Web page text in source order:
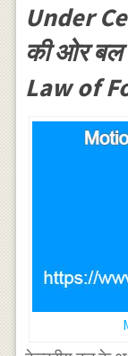
Under
की ओर बल
Law of